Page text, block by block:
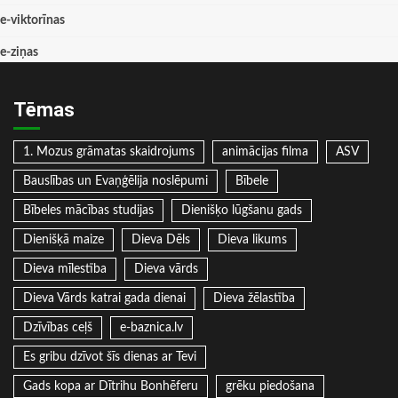
e-viktorīnas
e-ziņas
Tēmas
1. Mozus grāmatas skaidrojums animācijas filma ASV
Bauslības un Evaņģēlija noslēpumi Bībele
Bībeles mācības studijas Dienišķo lūgšanu gads
Dienišķā maize Dieva Dēls Dieva likums
Dieva mīlestība Dieva vārds
Dieva Vārds katrai gada dienai Dieva žēlastība
Dzīvības ceļš e-baznica.lv
Es gribu dzīvot šīs dienas ar Tevi
Gads kopa ar Dītrihu Bonhēferu grēku piedošana